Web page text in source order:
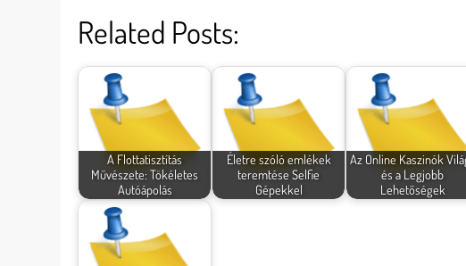
Related Posts:
A Flottatisztítás
Művészete: Tökéletes
Autóápolás
Életre szóló emlékek
teremtése Selfie
Gépekkel
Az Online Kaszinók
és a Legjobb
Lehetőségek